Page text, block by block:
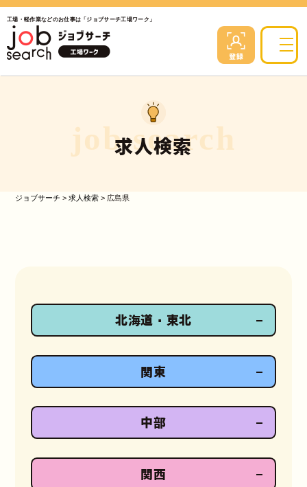
工場・軽作業などのお仕事は「ジョブサーチ工場ワーク」
求人検索
job search
ジョブサーチ >求人検索 > 広島県
北海道・東北
関東
中部
関西